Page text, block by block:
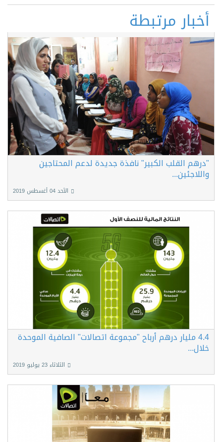
أخبار مرتبطة
"درهم القلب الكبير" نافذة جديدة لدعم المحتاجين
واللاجئين...
الأحد 04 أغسطس 2019
4.4 مليار درهم أرباح "مجموعة اتصالات" الصافية الموحدة
خلال...
الثلاثاء 23 يوليو 2019